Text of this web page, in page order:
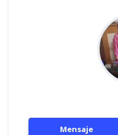
Mensaje